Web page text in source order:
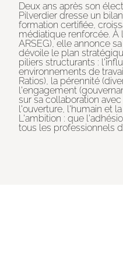
Deux ans après son
Pilverdier dresse un
formation certifiée,
médiatique renforcée. À
ARSEG), elle annonce
dévoile le plan
piliers structurants :
environnements de
Ratios), la pérennité
l'engagement
sur sa collaboration
l'ouverture, l'humain et
L'ambition : que
tous les professionnels